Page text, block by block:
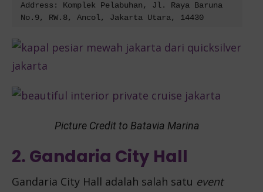
Address: Komplek Pelabuhan, Jl. Raya Baruna
No.9, RW.8, Ancol, Jakarta Utara, 14430
Picture Credit to Batavia Marina
2. Gandaria City Hall
Gandaria City Hall adalah salah satu event